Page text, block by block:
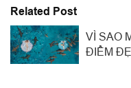
Related Post
VÌ SAO
ĐIỂM